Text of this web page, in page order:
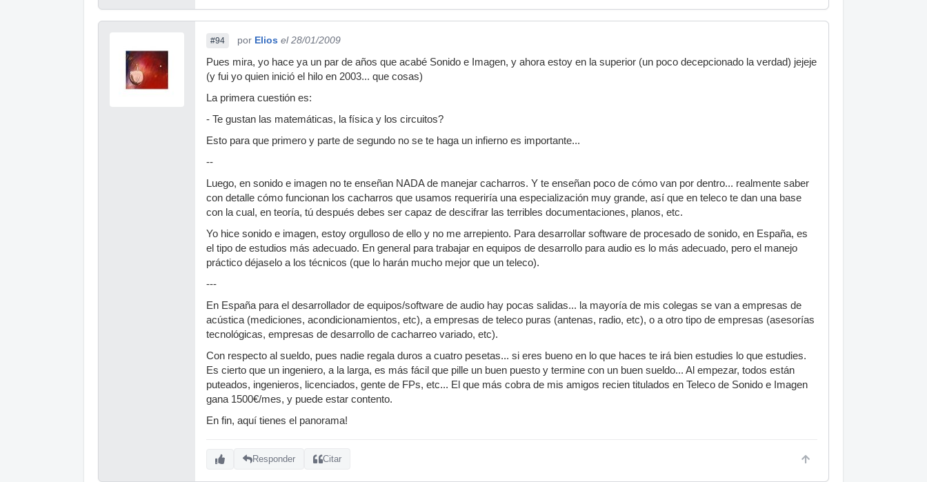
#94 por Elios el 28/01/2009
Pues mira, yo hace ya un par de años que acabé Sonido e Imagen, y ahora estoy en la superior (un poco decepcionado la verdad) jejeje
(y fui yo quien inició el hilo en 2003... que cosas)
La primera cuestión es:
- Te gustan las matemáticas, la física y los circuitos?
Esto para que primero y parte de segundo no se te haga un infierno es importante...
--
Luego, en sonido e imagen no te enseñan NADA de manejar cacharros. Y te enseñan poco de cómo van por dentro... realmente saber
con detalle cómo funcionan los cacharros que usamos requeriría una especialización muy grande, así que en teleco te dan una base
con la cual, en teoría, tú después debes ser capaz de descifrar las terribles documentaciones, planos, etc.
Yo hice sonido e imagen, estoy orgulloso de ello y no me arrepiento. Para desarrollar software de procesado de sonido, en España, es
el tipo de estudios más adecuado. En general para trabajar en equipos de desarrollo para audio es lo más adecuado, pero el manejo
práctico déjaselo a los técnicos (que lo harán mucho mejor que un teleco).
---
En España para el desarrollador de equipos/software de audio hay pocas salidas... la mayoría de mis colegas se van a empresas de
acústica (mediciones, acondicionamientos, etc), a empresas de teleco puras (antenas, radio, etc), o a otro tipo de empresas (asesorías
tecnológicas, empresas de desarrollo de cacharreo variado, etc).
Con respecto al sueldo, pues nadie regala duros a cuatro pesetas... si eres bueno en lo que haces te irá bien estudies lo que estudies.
Es cierto que un ingeniero, a la larga, es más fácil que pille un buen puesto y termine con un buen sueldo... Al empezar, todos están
puteados, ingenieros, licenciados, gente de FPs, etc... El que más cobra de mis amigos recien titulados en Teleco de Sonido e Imagen
gana 1500€/mes, y puede estar contento.
En fin, aquí tienes el panorama!
Responder Citar